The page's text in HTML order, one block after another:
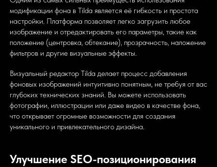
модификации фона в Tilda является её гибкость и простота
настройки. Платформа позволяет легко загрузить любое
изображение и отредактировать его параметры, такие как
положение (центровка, обтекание), прозрачность, наложение
фильтров и другие визуальные эффекты.
Визуальный редактор Tilda делает процесс добавления
фоновых изображений интуитивно понятным, не требуя от вас
глубоких технических знаний. Вы можете использовать
фотографии, иллюстрации или даже видео в качестве фона,
что открывает огромные возможности для создания
уникального и привлекательного дизайна.
Улучшение SEO-позиционирования